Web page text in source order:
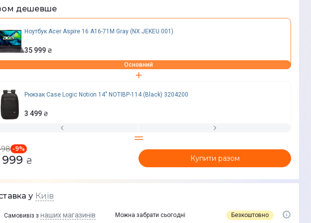
дешевше
Ноутбук Acer Aspire 16 A16-71M Gray (NX.JEKEU.001)
35 999 ₴
Основний
Рюкзак Case Logic Notion 14" NOTIBP-114 (Black) 3204200
3 499 ₴
-9%
₴ Купити разом
у Київ
Самовивіз з наших магазинів Можна забрати сьогодні Безкоштовно